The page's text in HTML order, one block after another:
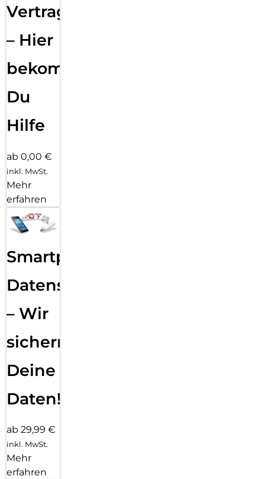
Vertragsabwicklung
– Hier
bekommst
Du
Hilfe
ab 0,00 €
inkl. MwSt.
Mehr
erfahren
Smartphone
Datensicherung
– Wir
sichern
Deine
Daten!
ab 29,99 €
inkl. MwSt.
Mehr
erfahren